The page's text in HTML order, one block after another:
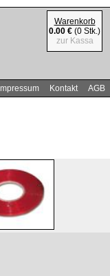
Warenkorb
0.00 € (0 Stk.)
zur Kassa
Impressum Kontakt AGB